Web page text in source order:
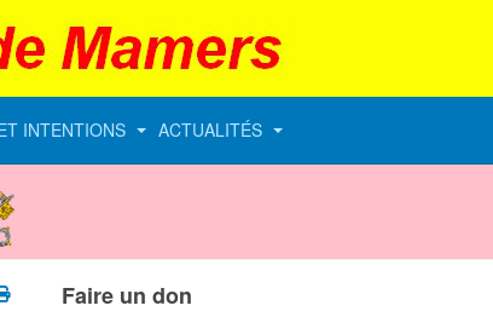
INTENTIONS ACTUALITÉS
Faire un don